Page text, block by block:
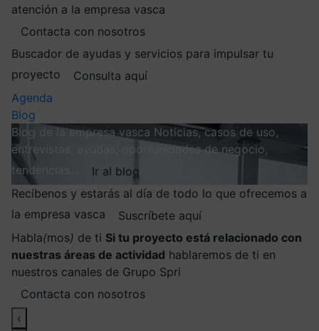
atención a la empresa vasca
Contacta con nosotros
Buscador de ayudas y servicios para impulsar tu
proyecto
Consulta aquí
Agenda
Blog
Blog de la empresa vasca Noticias, casos de uso,
entrevistas, ayudas, oportunidades de negocio,
tendencias…
Ir al blog
Recíbenos y estarás al día de todo lo que ofrecemos a
la empresa vasca
Suscríbete aquí
Habla(mos) de ti Si tu proyecto está relacionado con
nuestras áreas de actividad hablaremos de ti en
nuestros canales de Grupo Spri
Contacta con nosotros
‹